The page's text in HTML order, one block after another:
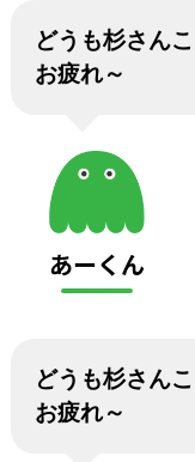
どうも杉さん
お疲れ～
あーくん
どうも杉さん
お疲れ～